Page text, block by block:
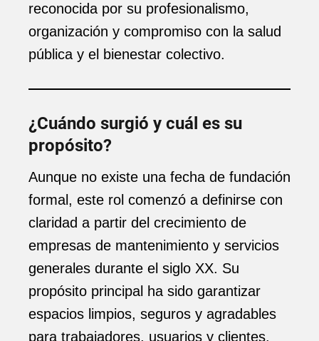
reconocida por su profesionalismo,
organización y compromiso con la salud
pública y el bienestar colectivo.
¿Cuándo surgió y cuál es su
propósito?
Aunque no existe una fecha de fundación
formal, este rol comenzó a definirse con
claridad a partir del crecimiento de
empresas de mantenimiento y servicios
generales durante el siglo XX. Su
propósito principal ha sido garantizar
espacios limpios, seguros y agradables
para trabajadores, usuarios y clientes.